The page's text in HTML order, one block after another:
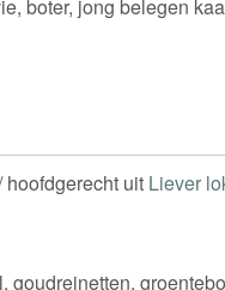
boter, jong belegen
hoofdgerecht uit Liever
goudreinetten,